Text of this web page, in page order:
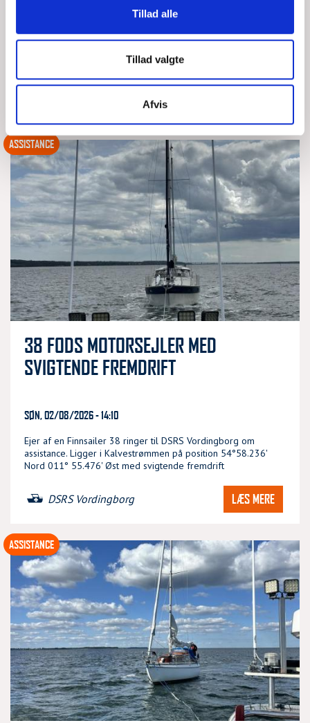
Tillad alle
Tillad valgte
Afvis
Ejer af LM24 kontakter DSRS Vordingborg for assistance til at
blive trukket fri. Er grundstødt nordøst for Bandholm på
Tørregrund position 54° 51.681'Nord 011°
38 FODS MOTORSEJLER MED
SVIGTENDE FREMDRIFT
SØN, 02/08/2026 - 14:10
Ejer af en Finnsailer 38 ringer til DSRS Vordingborg om
assistance. Ligger i Kalvestrømmen på position 54°58.236'
Nord 011° 55.476' Øst med svigtende fremdrift
DSRS Vordingborg LÆS MERE
ASSISTANCE
ASSISTANCE